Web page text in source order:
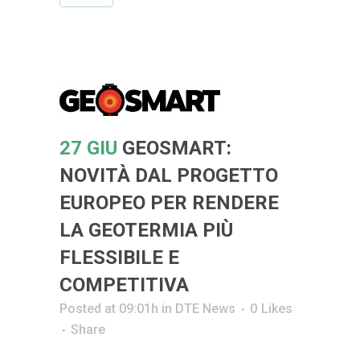
27 GIU GEOSMART:
NOVITÀ DAL PROGETTO
EUROPEO PER RENDERE
LA GEOTERMIA PIÙ
FLESSIBILE E
COMPETITIVA
Posted at 09:01h in DTE News 0 Likes
Share